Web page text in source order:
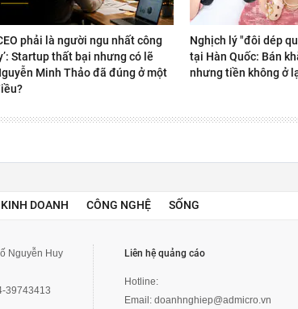
phải là người ngu nhất công
Startup thất bại nhưng có lẽ
Minh Thảo đã đúng ở một
Nghịch lý "đôi dép
tại Hàn Quốc: Bán
nhưng tiền không ở
KINH DOANH CÔNG NGHỆ SỐNG
Nguyễn Huy
39743413
Liên hệ quảng cáo
Hotline:
Email: doanhnghiep@admicro.vn